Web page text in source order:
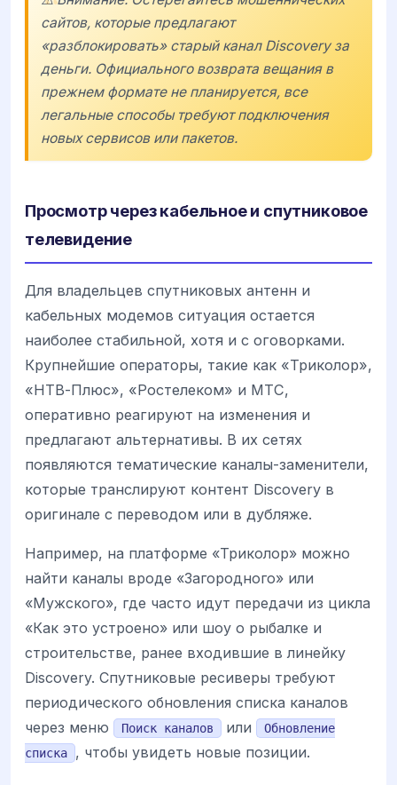
сайтов, которые предлагают
«разблокировать» старый канал Discovery за
деньги. Официального возврата вещания в
прежнем формате не планируется, все
легальные способы требуют подключения
новых сервисов или пакетов.
Просмотр через кабельное и спутниковое
телевидение
Для владельцев спутниковых антенн и
кабельных модемов ситуация остается
наиболее стабильной, хотя и с оговорками.
Крупнейшие операторы, такие как «Триколор»,
«НТВ-Плюс», «Ростелеком» и МТС,
оперативно реагируют на изменения и
предлагают альтернативы. В их сетях
появляются тематические каналы-заменители,
которые транслируют контент Discovery в
оригинале с переводом или в дубляже.
Например, на платформе «Триколор» можно
найти каналы вроде «Загородного» или
«Мужского», где часто идут передачи из цикла
«Как это устроено» или шоу о рыбалке и
строительстве, ранее входившие в линейку
Discovery. Спутниковые ресиверы требуют
периодического обновления списка каналов
через меню
Поиск каналов или
Обновление
списка
, чтобы увидеть новые позиции.